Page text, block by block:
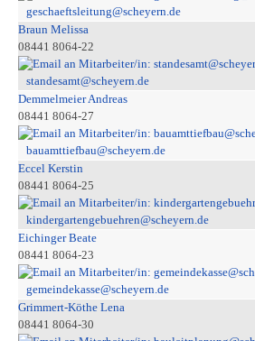
geschaeftsleitung@scheyern.de
Braun Melissa
08441 8064-22
standesamt@scheyern.de
Demmelmeier Andreas
08441 8064-27
bauamttiefbau@scheyern.de
Eccel Kerstin
08441 8064-25
kindergartengebuehren@scheyern.de
Eichinger Beate
08441 8064-23
gemeindekasse@scheyern.de
Grimmert-Köthe Lena
08441 8064-30